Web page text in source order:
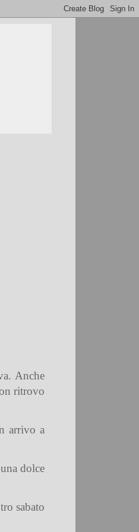
Anche
ritrovo
arrivo a
dolce
sabato